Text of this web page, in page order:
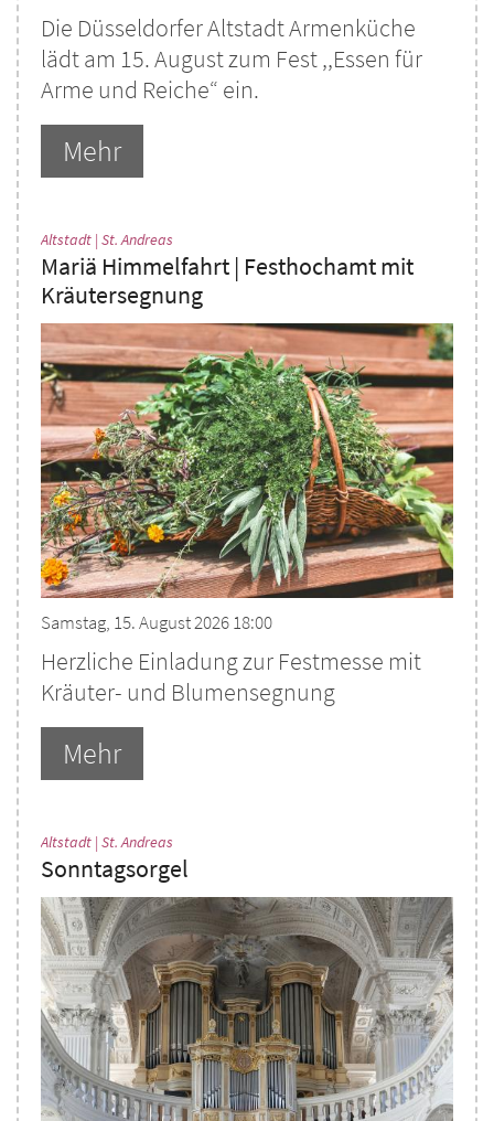
Die Düsseldorfer Altstadt Armenküche
lädt am 15. August zum Fest ,,Essen für
Arme und Reiche“ ein.
Mehr
Altstadt | St. Andreas
Mariä Himmelfahrt | Festhochamt mit
Kräutersegnung
Samstag, 15. August 2026 18:00
Herzliche Einladung zur Festmesse mit
Kräuter- und Blumensegnung
Mehr
Altstadt | St. Andreas
Sonntagsorgel